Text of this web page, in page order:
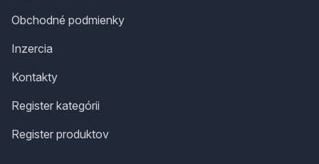
Obchodné podmienky
Inzercia
Kontakty
Register kategórii
Register produktov